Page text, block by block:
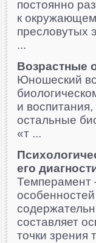
постоянно
к
пресловутых
...
Возрастные
Юношеский
и
остальные
«т ...
его
Темперамент
составляет
точки зрения